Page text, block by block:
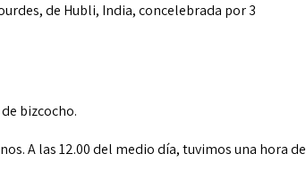
de Hubli, India, concelebrada por 3
bizcocho.
A las 12.00 del medio día, tuvimos una hora de